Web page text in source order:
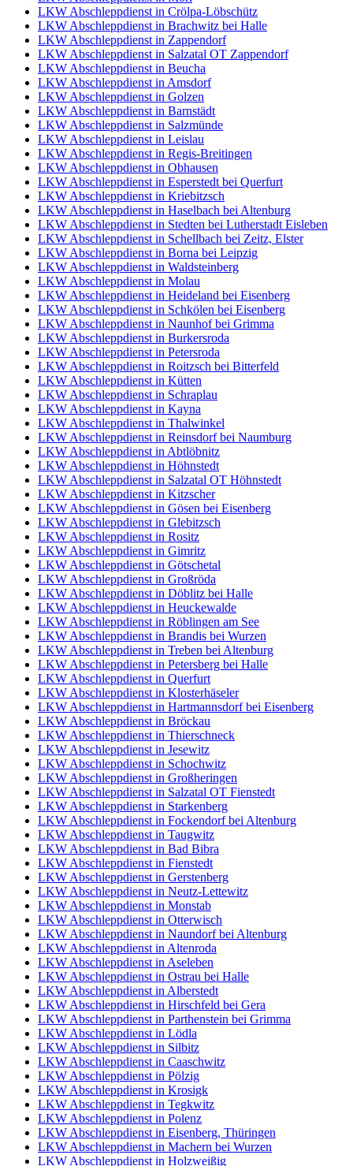
LKW Abschleppdienst in Crölpa-Löbschütz
LKW Abschleppdienst in Brachwitz bei Halle
LKW Abschleppdienst in Zappendorf
LKW Abschleppdienst in Salzatal OT Zappendorf
LKW Abschleppdienst in Beucha
LKW Abschleppdienst in Amsdorf
LKW Abschleppdienst in Golzen
LKW Abschleppdienst in Barnstädt
LKW Abschleppdienst in Salzmünde
LKW Abschleppdienst in Leislau
LKW Abschleppdienst in Regis-Breitingen
LKW Abschleppdienst in Obhausen
LKW Abschleppdienst in Esperstedt bei Querfurt
LKW Abschleppdienst in Kriebitzsch
LKW Abschleppdienst in Haselbach bei Altenburg
LKW Abschleppdienst in Stedten bei Lutherstadt Eisleben
LKW Abschleppdienst in Schellbach bei Zeitz, Elster
LKW Abschleppdienst in Borna bei Leipzig
LKW Abschleppdienst in Waldsteinberg
LKW Abschleppdienst in Molau
LKW Abschleppdienst in Heideland bei Eisenberg
LKW Abschleppdienst in Schkölen bei Eisenberg
LKW Abschleppdienst in Naunhof bei Grimma
LKW Abschleppdienst in Burkersroda
LKW Abschleppdienst in Petersroda
LKW Abschleppdienst in Roitzsch bei Bitterfeld
LKW Abschleppdienst in Kütten
LKW Abschleppdienst in Schraplau
LKW Abschleppdienst in Kayna
LKW Abschleppdienst in Thalwinkel
LKW Abschleppdienst in Reinsdorf bei Naumburg
LKW Abschleppdienst in Abtlöbnitz
LKW Abschleppdienst in Höhnstedt
LKW Abschleppdienst in Salzatal OT Höhnstedt
LKW Abschleppdienst in Kitzscher
LKW Abschleppdienst in Gösen bei Eisenberg
LKW Abschleppdienst in Glebitzsch
LKW Abschleppdienst in Rositz
LKW Abschleppdienst in Gimritz
LKW Abschleppdienst in Götschetal
LKW Abschleppdienst in Großröda
LKW Abschleppdienst in Döblitz bei Halle
LKW Abschleppdienst in Heuckewalde
LKW Abschleppdienst in Röblingen am See
LKW Abschleppdienst in Brandis bei Wurzen
LKW Abschleppdienst in Treben bei Altenburg
LKW Abschleppdienst in Petersberg bei Halle
LKW Abschleppdienst in Querfurt
LKW Abschleppdienst in Klosterhäseler
LKW Abschleppdienst in Hartmannsdorf bei Eisenberg
LKW Abschleppdienst in Bröckau
LKW Abschleppdienst in Thierschneck
LKW Abschleppdienst in Jesewitz
LKW Abschleppdienst in Schochwitz
LKW Abschleppdienst in Großheringen
LKW Abschleppdienst in Salzatal OT Fienstedt
LKW Abschleppdienst in Starkenberg
LKW Abschleppdienst in Fockendorf bei Altenburg
LKW Abschleppdienst in Taugwitz
LKW Abschleppdienst in Bad Bibra
LKW Abschleppdienst in Fienstedt
LKW Abschleppdienst in Gerstenberg
LKW Abschleppdienst in Neutz-Lettewitz
LKW Abschleppdienst in Monstab
LKW Abschleppdienst in Otterwisch
LKW Abschleppdienst in Naundorf bei Altenburg
LKW Abschleppdienst in Altenroda
LKW Abschleppdienst in Aseleben
LKW Abschleppdienst in Ostrau bei Halle
LKW Abschleppdienst in Alberstedt
LKW Abschleppdienst in Hirschfeld bei Gera
LKW Abschleppdienst in Parthenstein bei Grimma
LKW Abschleppdienst in Lödla
LKW Abschleppdienst in Silbitz
LKW Abschleppdienst in Caaschwitz
LKW Abschleppdienst in Pölzig
LKW Abschleppdienst in Krosigk
LKW Abschleppdienst in Tegkwitz
LKW Abschleppdienst in Polenz
LKW Abschleppdienst in Eisenberg, Thüringen
LKW Abschleppdienst in Machern bei Wurzen
LKW Abschleppdienst in Holzweißig